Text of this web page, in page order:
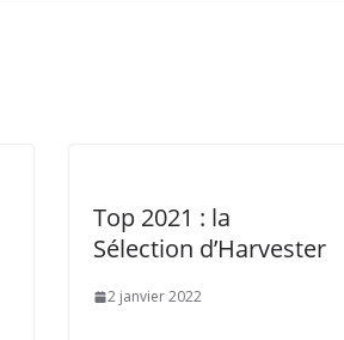
Top 2021 : la
Sélection d’Harvester
2 janvier 2022